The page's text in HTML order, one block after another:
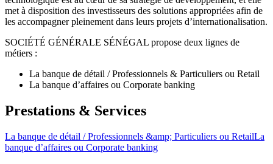
met à disposition des investisseurs des solutions appropriées afin de
les accompagner pleinement dans leurs projets d’internationalisation.
SOCIÉTÉ GÉNÉRALE SÉNÉGAL propose deux lignes de
métiers :
La banque de détail / Professionnels & Particuliers ou Retail
La banque d’affaires ou Corporate banking
Prestations & Services
La banque de détail / Professionnels &amp; Particuliers ou RetailLa
banque d’affaires ou Corporate banking